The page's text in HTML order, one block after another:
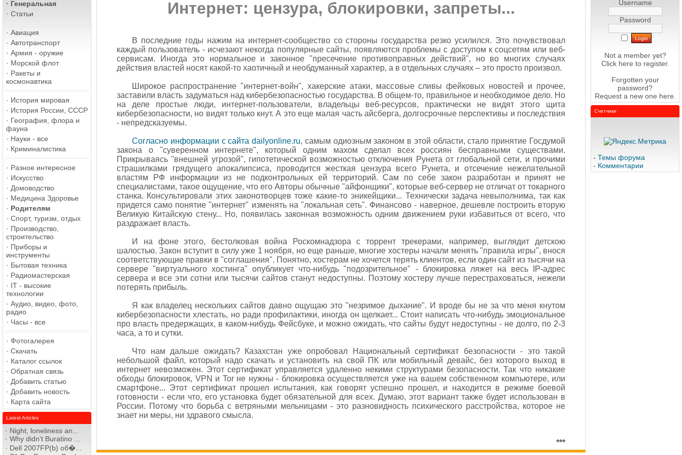
· Генеральная
· Статьи
· Авиация
· Автотранспорт
· Армия - оружие
· Морской флот
· Ракеты и
космонавтика
· История мировая
· История России, СССР
· География, флора и
фауна
· Науки - все
· Криминалистика
· Разное интересное
· Искусство
· Домоводство
· Медицина Здоровье
· Родителям
· Спорт, туризм, отдых
· Производство,
строительство
· Приборы и
инструменты
· Бытовая техника
· Радиомастерская
· IT - высокие
технологии
· Аудио, видео, фото,
радио
· Часы - все
· Фотогалерея
· Скачать
· Каталог ссылок
· Обратная связь
· Добавить статью
· Добавить новость
· Карта сайта
Latest Articles
· Night, loneliness an...
· Why didn't Buratino ...
· Dell 2007FP(b) об�...
Интернет: цензура, блокировки, запреты...
В последние годы нажим на интернет-сообщество со стороны государства резко усилился. Это почувствовал
каждый пользователь - исчезают некогда популярные сайты, появляются проблемы с доступом к соцсетям или веб-
сервисам. Иногда это нормальное и законное "пресечение противоправных действий", но во многих случаях
действия властей носят какой-то хаотичный и необдуманный характер, а в отдельных случаях – это просто произвол.
Широкое распространение "интернет-войн", хакерские атаки, массовые сливы фейковых новостей и прочее,
заставили власть задуматься над кибербезопасностью государства. В общем-то, правильное и необходимое дело. Но
на деле простые люди, интернет-пользователи, владельцы веб-ресурсов, практически не видят этого щита
кибербезопасности, но видят только кнут. А это еще малая часть айсберга, долгосрочные перспективы и последствия
- непредсказуемы.
Согласно информации с сайта dailyonline.ru, самым одиозным законом в этой области, стало принятие Госдумой
закона о "суверенном интернете", который одним махом сделал всех россиян бесправными существами.
Прикрываясь "внешней угрозой", гипотетической возможностью отключения Рунета от глобальной сети, и прочими
страшилками грядущего апокалипсиса, проводится жесткая цензура всего Рунета, и отсечение нежелательной
властям РФ информации из не подконтрольных ей территорий. Сам по себе закон разработан и принят не
специалистами, такое ощущение, что его Авторы обычные "айфонщики", которые веб-сервер не отличат от токарного
станка. Консультировали этих законотворцев тоже какие-то эникейщики... Технически задача невыполнима, так как
придется само понятие "интернет" изменять на "локальная сеть". Финансово - наверное, дешевле построить вторую
Великую Китайскую стену... Но, появилась законная возможность одним движением руки избавиться от всего, что
раздражает власть.
И на фоне этого, бестолковая война Роскомнадзора с торрент трекерами, например, выглядит детскою
шалостью. Закон вступит в силу уже 1 ноября, но еще раньше, многие хостеры начали менять "правила игры", внося
соответствующие правки в "соглашения". Понятно, хостерам не хочется терять клиентов, если один сайт из тысячи на
сервере "виртуального хостинга" опубликует что-нибудь "подозрительное" - блокировка ляжет на весь IP-адрес
сервера и все эти сотни или тысячи сайтов станут недоступны. Поэтому хостеру лучше перестраховаться, нежели
потерять прибыль.
Я как владелец нескольких сайтов давно ощущаю это "незримое дыхание". И вроде бы не за что меня кнутом
кибербезопасности хлестать, но ради профилактики, иногда он щелкает... Стоит написать что-нибудь эмоциональное
про власть предержащих, в каком-нибудь Фейсбуке, и можно ожидать, что сайты будут недоступны - не долго, по 2-3
часа, а то и сутки.
Что нам дальше ожидать? Казахстан уже опробовал Национальный сертификат безопасности - это такой
небольшой файл, который надо скачать и установить на свой ПК или мобильный девайс, без которого выход в
интернет невозможен. Этот сертификат управляется удаленно некими структурами безопасности. Так что никакие
обходы блокировок, VPN и Tor не нужны - блокировка осуществляется уже на вашем собственном компьютере, или
смартфоне... Этот сертификат прошел испытания, как говорят успешно прошел, и находится в режиме боевой
готовности - если что, его установка будет обязательной для всех. Думаю, этот вариант также будет использован в
России. Потому что борьба с ветряными мельницами - это разновидность психического расстройства, которое не
знает ни меры, ни здравого смысла.
***
Username
Password
Not a member yet?
Click here to register.
Forgotten your
password?
Request a new one here
Счетчики
- Темы форума
- Комментарии